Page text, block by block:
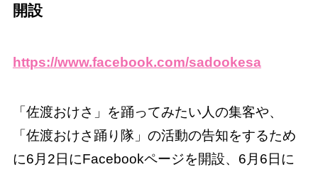
開設
https://www.facebook.com/sadookesa
「佐渡おけさ」を踊ってみたい人の集客や、
「佐渡おけさ踊り隊」の活動の告知をするため
に6月2日にFacebookページを開設、6月6日に